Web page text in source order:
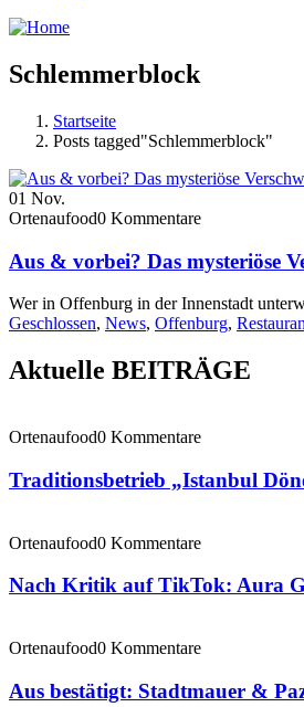
Schlemmerblock
Startseite
Posts tagged"Schlemmerblock"
01 Nov.
Ortenaufood0 Kommentare
Aus & vorbei? Das mysteriöse
Wer in Offenburg in der Innenstadt
Geschlossen, News, Offenburg,
Aktuelle BEITRÄGE
Ortenaufood0 Kommentare
Traditionsbetrieb „Istanbul
Ortenaufood0 Kommentare
Nach Kritik auf TikTok: Aura
Ortenaufood0 Kommentare
Aus bestätigt: Stadtmauer &